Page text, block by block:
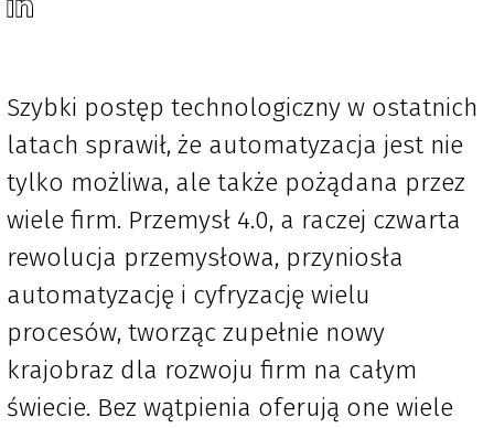
Szybki postęp technologiczny w ostatnich
latach sprawił, że automatyzacja jest nie
tylko możliwa, ale także pożądana przez
wiele firm. Przemysł 4.0, a raczej czwarta
rewolucja przemysłowa, przyniosła
automatyzację i cyfryzację wielu
procesów, tworząc zupełnie nowy
krajobraz dla rozwoju firm na całym
świecie. Bez wątpienia oferują one wiele